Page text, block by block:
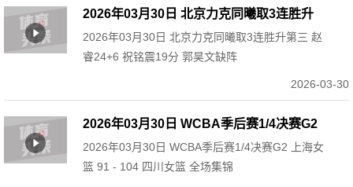
2026年03月30日 北京力克同曦取3连胜升
第三 赵睿24+6 祝铭震19分 郭昊文缺阵
2026年03月30日 北京力克同曦取3连胜升第三 赵
睿24+6 祝铭震19分 郭昊文缺阵
2026-03-30
2026年03月30日 WCBA季后赛1/4决赛G2
上海女篮 91 - 104 四川女篮 全场集锦
2026年03月30日 WCBA季后赛1/4决赛G2 上海女
篮 91 - 104 四川女篮 全场集锦